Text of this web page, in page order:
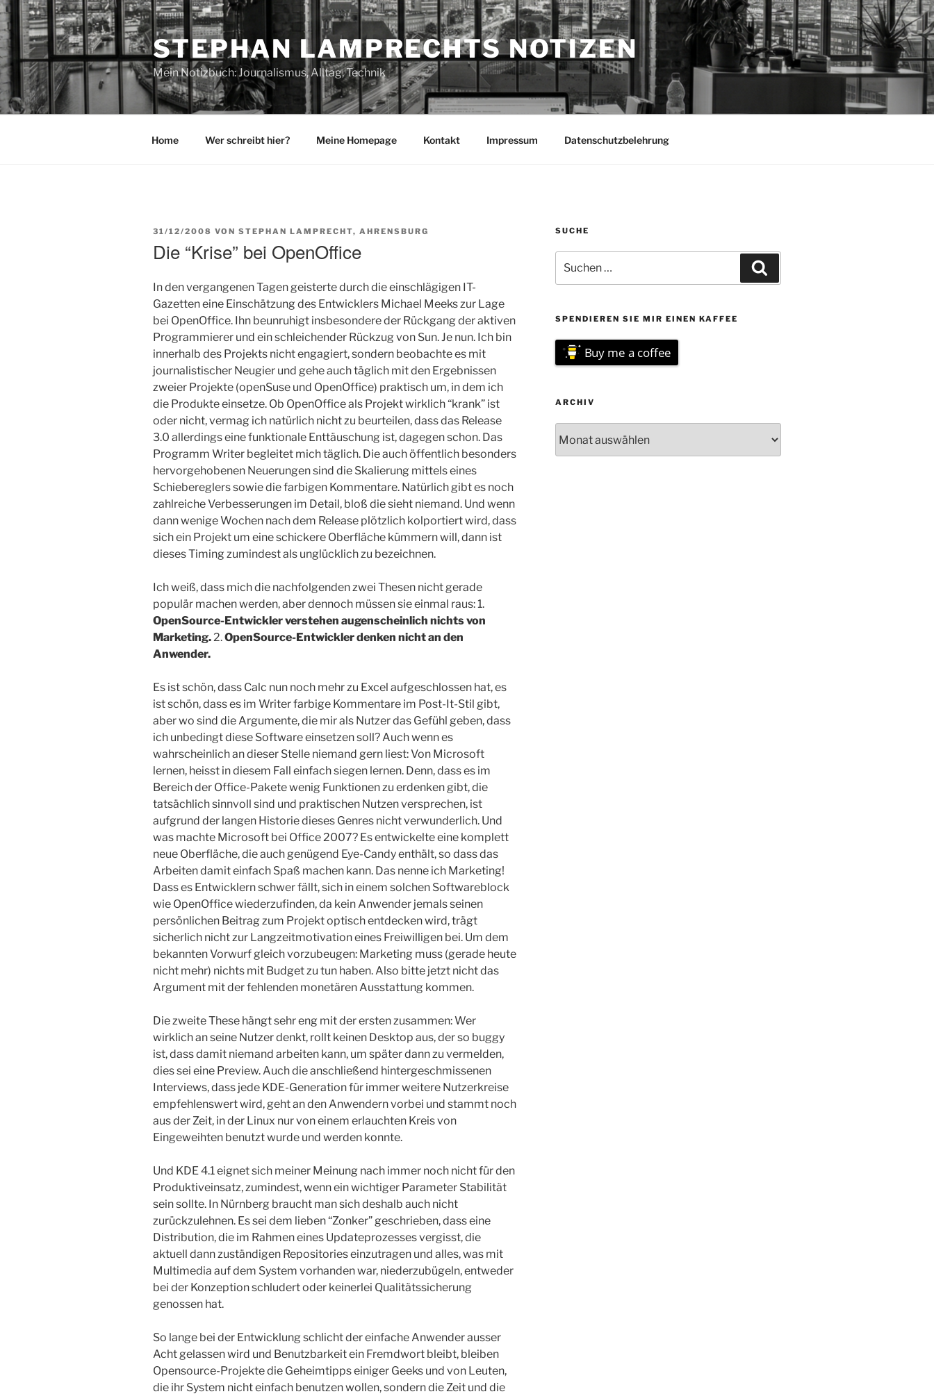
Zum
Inhalt
springen
STEPHAN LAMPRECHTS NOTIZEN
Mein Notizbuch: Journalismus, Alltag, Technik
Home Wer schreibt hier? Meine Homepage Kontakt Impressum Datenschutzbelehrung
VERÖFFENTLICHT
31/12/2008 VON STEPHAN LAMPRECHT, AHRENSBURG
Die “Krise” bei OpenOffice
In den vergangenen Tagen geisterte durch die einschlägigen IT-
Gazetten eine Einschätzung des Entwicklers Michael Meeks zur Lage
bei OpenOffice. Ihn beunruhigt insbesondere der Rückgang der aktiven
Programmierer und ein schleichender Rückzug von Sun. Je nun. Ich bin
innerhalb des Projekts nicht engagiert, sondern beobachte es mit
journalistischer Neugier und gehe auch täglich mit den Ergebnissen
zweier Projekte (openSuse und OpenOffice) praktisch um, in dem ich
die Produkte einsetze. Ob OpenOffice als Projekt wirklich “krank” ist
oder nicht, vermag ich natürlich nicht zu beurteilen, dass das Release
3.0 allerdings eine funktionale Enttäuschung ist, dagegen schon. Das
Programm Writer begleitet mich täglich. Die auch öffentlich besonders
hervorgehobenen Neuerungen sind die Skalierung mittels eines
Schiebereglers sowie die farbigen Kommentare. Natürlich gibt es noch
zahlreiche Verbesserungen im Detail, bloß die sieht niemand. Und wenn
dann wenige Wochen nach dem Release plötzlich kolportiert wird, dass
sich ein Projekt um eine schickere Oberfläche kümmern will, dann ist
dieses Timing zumindest als unglücklich zu bezeichnen.
Ich weiß, dass mich die nachfolgenden zwei Thesen nicht gerade
populär machen werden, aber dennoch müssen sie einmal raus: 1.
OpenSource-Entwickler verstehen augenscheinlich nichts von
Marketing.2.OpenSource-Entwickler denken nicht an den
Anwender.
Es ist schön, dass Calc nun noch mehr zu Excel aufgeschlossen hat, es
ist schön, dass es im Writer farbige Kommentare im Post-It-Stil gibt,
aber wo sind die Argumente, die mir als Nutzer das Gefühl geben, dass
ich unbedingt diese Software einsetzen soll? Auch wenn es
wahrscheinlich an dieser Stelle niemand gern liest: Von Microsoft
lernen, heisst in diesem Fall einfach siegen lernen. Denn, dass es im
Bereich der Office-Pakete wenig Funktionen zu erdenken gibt, die
tatsächlich sinnvoll sind und praktischen Nutzen versprechen, ist
aufgrund der langen Historie dieses Genres nicht verwunderlich. Und
was machte Microsoft bei Office 2007? Es entwickelte eine komplett
neue Oberfläche, die auch genügend Eye-Candy enthält, so dass das
Arbeiten damit einfach Spaß machen kann. Das nenne ich Marketing!
Dass es Entwicklern schwer fällt, sich in einem solchen Softwareblock
wie OpenOffice wiederzufinden, da kein Anwender jemals seinen
persönlichen Beitrag zum Projekt optisch entdecken wird, trägt
sicherlich nicht zur Langzeitmotivation eines Freiwilligen bei. Um dem
bekannten Vorwurf gleich vorzubeugen: Marketing muss (gerade heute
nicht mehr) nichts mit Budget zu tun haben. Also bitte jetzt nicht das
Argument mit der fehlenden monetären Ausstattung kommen.
Die zweite These hängt sehr eng mit der ersten zusammen: Wer
wirklich an seine Nutzer denkt, rollt keinen Desktop aus, der so buggy
ist, dass damit niemand arbeiten kann, um später dann zu vermelden,
dies sei eine Preview. Auch die anschließend hintergeschmissenen
Interviews, dass jede KDE-Generation für immer weitere Nutzerkreise
empfehlenswert wird, geht an den Anwendern vorbei und stammt noch
aus der Zeit, in der Linux nur von einem erlauchten Kreis von
Eingeweihten benutzt wurde und werden konnte.
Und KDE 4.1 eignet sich meiner Meinung nach immer noch nicht für den
Produktiveinsatz, zumindest, wenn ein wichtiger Parameter Stabilität
sein sollte. In Nürnberg braucht man sich deshalb auch nicht
zurückzulehnen. Es sei dem lieben “Zonker” geschrieben, dass eine
Distribution, die im Rahmen eines Updateprozesses vergisst, die
aktuell dann zuständigen Repositories einzutragen und alles, was mit
Multimedia auf dem System vorhanden war, niederzubügeln, entweder
bei der Konzeption schludert oder keinerlei Qualitätssicherung
genossen hat.
So lange bei der Entwicklung schlicht der einfache Anwender ausser
Acht gelassen wird und Benutzbarkeit ein Fremdwort bleibt, bleiben
Opensource-Projekte die Geheimtipps einiger Geeks und von Leuten,
die ihr System nicht einfach benutzen wollen, sondern die Zeit und die
SUCHE
nach:
SPENDIEREN SIE MIR EINEN KAFFEE
Buy me a coffee
ARCHIV